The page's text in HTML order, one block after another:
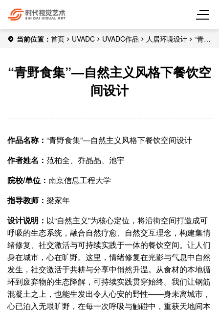
当前位置： 首页 UVADC UVADC作品 人居环境设计
“青野
“青野食集”—自然主义风格下餐饮空
间设计
作品名称： “青野食集”—自然主义风格下餐饮空间设计
作者姓名： 范柏全、乔晶晶、池宇
院校/单位： 南京信息工程大学
指导教师： 梁家年
设计说明： 以“自然主义”为核心定位，将沿街空间打造成可
呼吸的生态系统，融合自然疗愈、自然交互理念，构建集情
绪修复、社交激活与可持续实践于一体的餐饮空间。让人们
身在城市，心在旷野。这里，情绪修复在光影与气息中自然
发生，社交激活于共耕与分享中悄然升温。从食材的本地循
环到废弃物的生态降解，可持续实践贯穿始终。我们让钢筋
混凝土之上，也能生发出令人心安的野性——身未离城市，
心已泊入无垠旷野，在每一次呼吸与触碰中，重获天地间本